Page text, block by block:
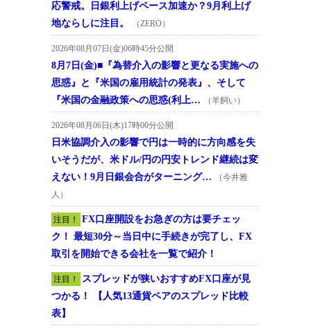
応警戒。日銀利上げペース加速か？9月利上げ
地ならしに注目。
（ZERO）
2026年08月07日(金)06時45分公開
8月7日(金)■『為替介入の影響と更なる実施への
思惑』と『米国の雇用統計の発表』、そして
『米国の金融政策への思惑(利上…
（羊飼い）
2026年08月06日(木)17時00分公開
日米協調介入の影響で円は一時的に方向感を失
いそうだが、米ドル/円の円安トレンド継続は変
えない！9月日銀会合がターニング…
（今井雅
人）
注目！
FX口座開設をお急ぎの方は要チェッ
ク！ 最短30分～当日中に手続きが完了し、FX
取引を開始できる会社を一覧で紹介！
注目！
スプレッドが狭いおすすめFX口座が見
つかる！ 【人気13通貨ペアのスプレッド比較
表】